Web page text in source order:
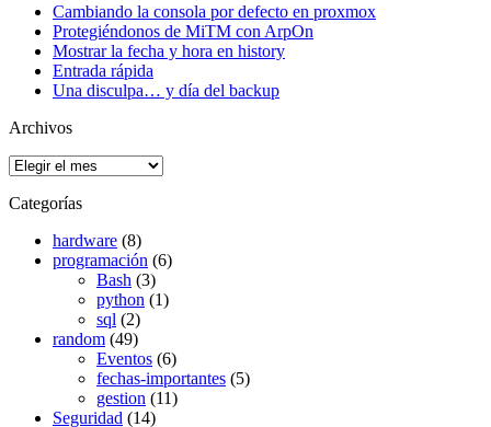
Cambiando la consola por defecto en proxmox
Protegiéndonos de MiTM con ArpOn
Mostrar la fecha y hora en history
Entrada rápida
Una disculpa… y día del backup
Archivos
Archivos
Categorías
hardware (8)
programación (6)
Bash (3)
python (1)
sql (2)
random (49)
Eventos (6)
fechas-importantes (5)
gestion (11)
Seguridad (14)